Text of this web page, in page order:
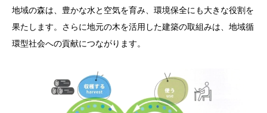
地域の森は、豊かな水と空気を育み、環境保全にも大きな役割を
果たします。さらに地元の木を活用した建築の取組みは、地域循
環型社会への貢献につながります。